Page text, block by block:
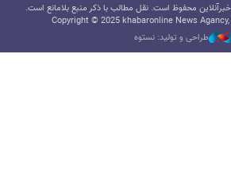
محفوظ است. نقل مطالب با ذکر منبع بلامانع است.
Copyright © 2025 khabaronline News
طراحی و تولید: نستوه